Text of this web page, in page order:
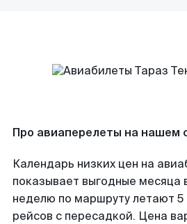
Про авиаперелеты на нашем
Календарь низких цен на
показывает выгодные месяца
неделю по маршруту летают 5
рейсов с пересадкой. Цена